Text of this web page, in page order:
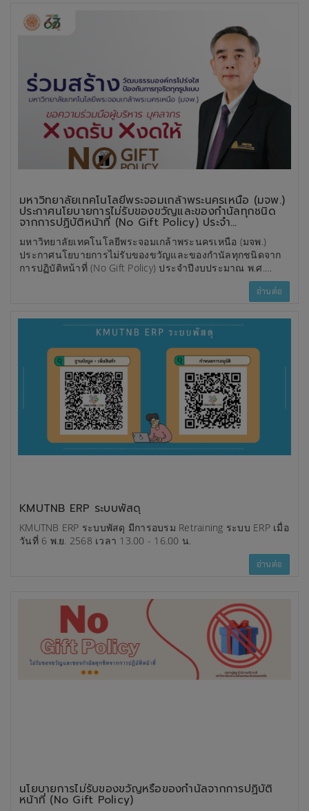
มหาวิทยาลัยเทคโนโลยีพระจอมเกล้าพระนครเหนือ (มจพ.)
ประกาศนโยบายการไม่รับของขวัญและของกำนัลทุกชนิด
จากการปฏิบัติหน้าที่ (No Gift Policy) ประจำ
ปีงบประมาณ พ.ศ. 2569
มหาวิทยาลัยเทคโนโลยีพระจอมเกล้าพระนครเหนือ (มจพ.)
ประกาศนโยบายการไม่รับของขวัญและของกำนัลทุกชนิดจาก
การปฏิบัติหน้าที่ (No Gift Policy) ประจำปีงบประมาณ พ.ศ.
2569 เพื่อแสดงเจตนารมณ์ในการส่งเสริมความโปร่งใส ป้องกัน
การทุจริต และสร้างวัฒนธรรมองค์กรที่ยึดมั่นในหลักธรรมาภิ
งดรับของขวัญ ของกำนัล หรือผลประโยชน์อื่นใดจากการปฏิบัติ
หน้าที่ ทั้งก่อน ขณะ และหลังการปฏิบัติหน้าที่ เพื่อป้องกันการ
เกิดผลประโยชน์ทับซ้อน รวมถึงลดความเสี่ยงต่อการประพฤติมิ
ชอบในทุกรูปแบบ
อ่านต่อ
KMUTNB ERP ระบบพัสดุ
KMUTNB ERP ระบบพัสดุ มีการอบรม Retraining ระบบ ERP เมื่อ
วันที่ 6 พ.ย. 2568 เวลา 13.00 - 16.00 น.
อ่านต่อ
นโยบายการไม่รับของขวัญหรือของกำนัลจากการปฏิบัติ
หน้าที่ (No Gift Policy)